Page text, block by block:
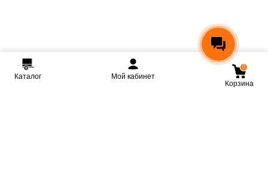
Каталог Мой кабинет
0
Корзина